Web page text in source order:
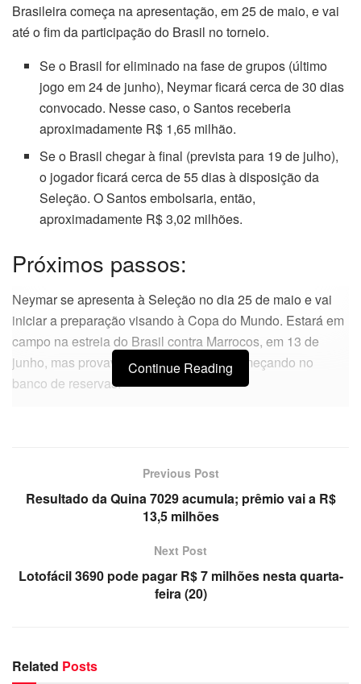
Brasileira começa na apresentação, em 25 de maio, e vai
até o fim da participação do Brasil no torneio.
Se o Brasil for eliminado na fase de grupos (último
jogo em 24 de junho), Neymar ficará cerca de 30 dias
convocado. Nesse caso, o Santos receberia
aproximadamente R$ 1,65 milhão.
Se o Brasil chegar à final (prevista para 19 de julho),
o jogador ficará cerca de 55 dias à disposição da
Seleção. O Santos embolsaria, então,
aproximadamente R$ 3,02 milhões.
Próximos passos:
Neymar se apresenta à Seleção no dia 25 de maio e vai
iniciar a preparação visando à Copa do Mundo. Estará em
campo na estreia do Brasil contra Marrocos, em 13 de
junho, mas provavelmente, até então, começando no
banco de reservas.
Continue Reading
Previous Post
Resultado da Quina 7029 acumula; prêmio vai a R$
13,5 milhões
Next Post
Lotofácil 3690 pode pagar R$ 7 milhões nesta quarta-
feira (20)
Related Posts